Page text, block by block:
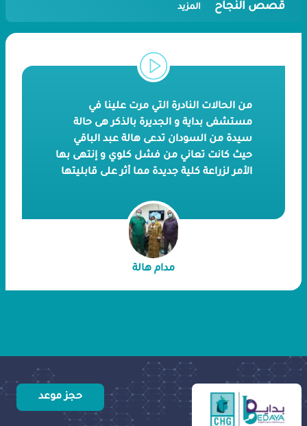
قصص النجاح المزيد
من الحالات النادرة التي مرت علينا في
مستشفى بداية و الجديرة بالذكر هى حالة
سيدة من السودان تدعى هالة عبد الباقي
حيث كانت تعاني من فشل كلوي و إنتهى بها
الأمر لزراعة كلية جديدة مما أثر على قابليتها
وقررت هي وزوجها اللجوء إلى مستشفى
بداية و إجراء حقن مجهري تحت إشراف
الدكتور إسماعيل أبو الفتوح مما أسفر عن
مدام هالة
حجز موعد